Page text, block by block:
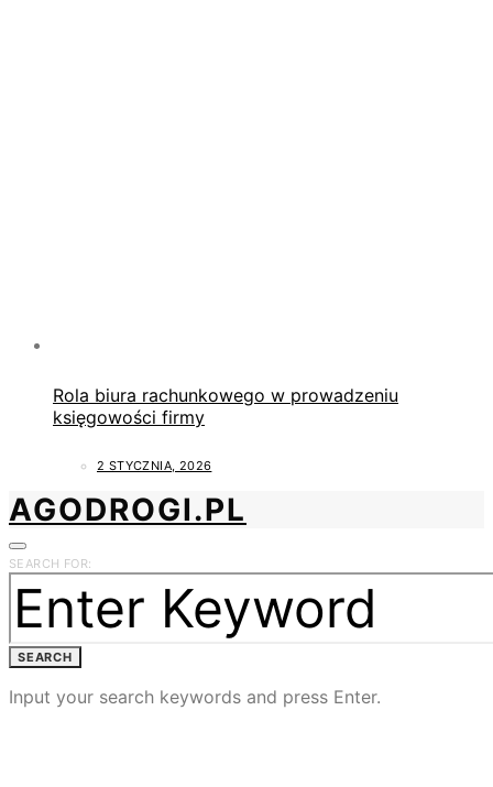
Rola biura rachunkowego w prowadzeniu
księgowości firmy
2 STYCZNIA, 2026
AGODROGI.PL
SEARCH FOR:
SEARCH
Input your search keywords and press Enter.